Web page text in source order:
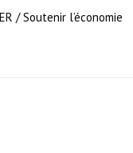
/ Soutenir l’économie